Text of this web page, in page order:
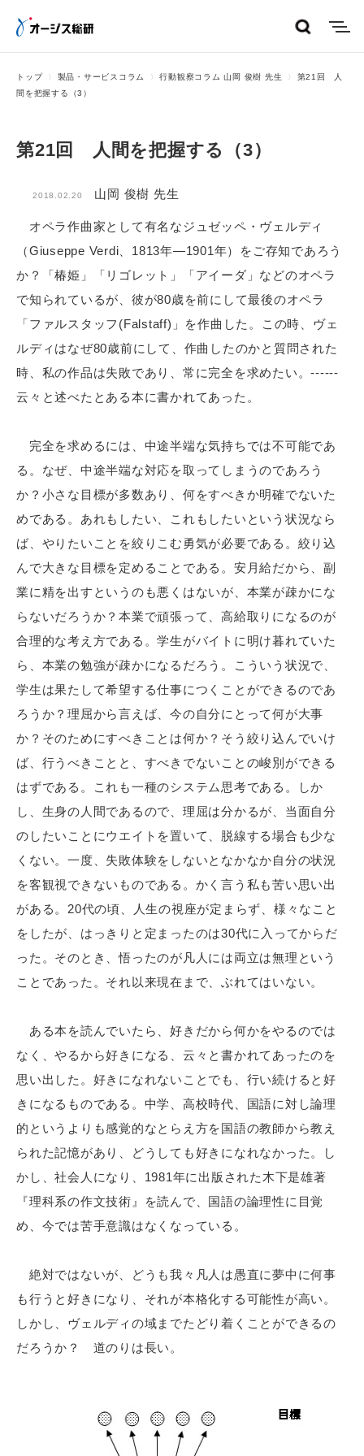
トップ 製品・サービスコラム 行動観察コラム 山岡 俊樹 先生
第21回 人
間を把握する（3）
第21回 人間を把握する（3）
2018.02.20 山岡 俊樹 先生
オペラ作曲家として有名なジュゼッペ・ヴェルディ
（Giuseppe Verdi、1813年―1901年）をご存知であろう
か？「椿姫」「リゴレット」「アイーダ」などのオペラ
で知られているが、彼が80歳を前にして最後のオペラ
「ファルスタッフ(Falstaff)」を作曲した。この時、ヴェ
ルディはなぜ80歳前にして、作曲したのかと質問された
時、私の作品は失敗であり、常に完全を求めたい。------
云々と述べたとある本に書かれてあった。
完全を求めるには、中途半端な気持ちでは不可能であ
る。なぜ、中途半端な対応を取ってしまうのであろう
か？小さな目標が多数あり、何をすべきか明確でないた
めである。あれもしたい、これもしたいという状況なら
ば、やりたいことを絞りこむ勇気が必要である。絞り込
んで大きな目標を定めることである。安月給だから、副
業に精を出すというのも悪くはないが、本業が疎かにな
らないだろうか？本業で頑張って、高給取りになるのが
合理的な考え方である。学生がバイトに明け暮れていた
ら、本業の勉強が疎かになるだろう。こういう状況で、
学生は果たして希望する仕事につくことができるのであ
ろうか？理屈から言えば、今の自分にとって何が大事
か？そのためにすべきことは何か？そう絞り込んでいけ
ば、行うべきことと、すべきでないことの峻別ができる
はずである。これも一種のシステム思考である。しか
し、生身の人間であるので、理屈は分かるが、当面自分
のしたいことにウエイトを置いて、脱線する場合も少な
くない。一度、失敗体験をしないとなかなか自分の状況
を客観視できないものである。かく言う私も苦い思い出
がある。20代の頃、人生の視座が定まらず、様々なこと
をしたが、はっきりと定まったのは30代に入ってからだ
った。そのとき、悟ったのが凡人には両立は無理という
ことであった。それ以来現在まで、ぶれてはいない。
ある本を読んでいたら、好きだから何かをやるのでは
なく、やるから好きになる、云々と書かれてあったのを
思い出した。好きになれないことでも、行い続けると好
きになるものである。中学、高校時代、国語に対し論理
的というよりも感覚的なとらえ方を国語の教師から教え
られた記憶があり、どうしても好きになれなかった。し
かし、社会人になり、1981年に出版された木下是雄著
『理科系の作文技術』を読んで、国語の論理性に目覚
め、今では苦手意識はなくなっている。
絶対ではないが、どうも我々凡人は愚直に夢中に何事
も行うと好きになり、それが本格化する可能性が高い。
しかし、ヴェルディの域までたどり着くことができるの
だろうか？ 道のりは長い。